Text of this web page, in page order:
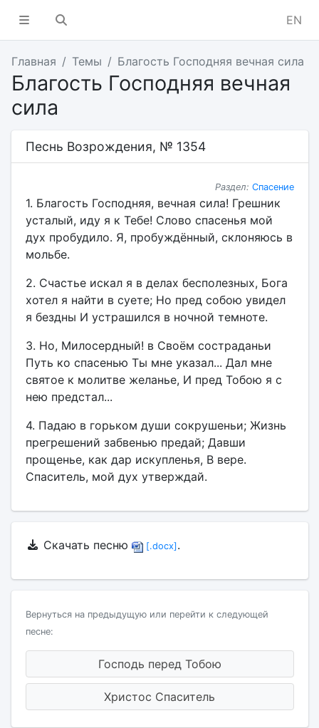
EN
Главная Темы Благость Господняя вечная сила
Благость Господняя вечная
сила
Песнь Возрождения, № 1354
Раздел: Спасение
1. Благость Господняя, вечная сила! Грешник
усталый, иду я к Тебе! Слово спасенья мой
дух пробудило. Я, пробуждённый, склоняюсь в
мольбе.
2. Счастье искал я в делах бесполезных, Бога
хотел я найти в суете; Но пред собою увидел
я бездны И устрашился в ночной темноте.
3. Но, Милосердный! в Своём состраданьи
Путь ко спасенью Ты мне указал... Дал мне
святое к молитве желанье, И пред Тобою я с
нею предстал...
4. Падаю в горьком души сокрушеньи; Жизнь
прегрешений забвенью предай; Давши
прощенье, как дар искупленья, В вере.
Спаситель, мой дух утверждай.
Скачать песню [.docx] .
Вернуться на предыдущую или перейти к следующей
песне:
Господь перед Тобою
Христос Спаситель